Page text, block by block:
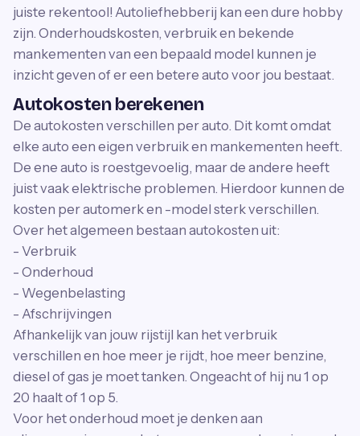
juiste rekentool! Autoliefhebberij kan een dure hobby
zijn. Onderhoudskosten, verbruik en bekende
mankementen van een bepaald model kunnen je
inzicht geven of er een betere auto voor jou bestaat.
Autokosten berekenen
De autokosten verschillen per auto. Dit komt omdat
elke auto een eigen verbruik en mankementen heeft.
De ene auto is roestgevoelig, maar de andere heeft
juist vaak elektrische problemen. Hierdoor kunnen de
kosten per automerk en -model sterk verschillen.
Over het algemeen bestaan autokosten uit:
- Verbruik
- Onderhoud
- Wegenbelasting
- Afschrijvingen
Afhankelijk van jouw rijstijl kan het verbruik
verschillen en hoe meer je rijdt, hoe meer benzine,
diesel of gas je moet tanken. Ongeacht of hij nu 1 op
20 haalt of 1 op 5.
Voor het onderhoud moet je denken aan